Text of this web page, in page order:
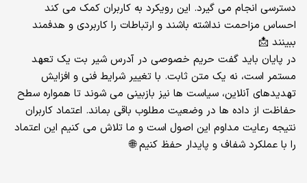
دسترسی انجام می گیرد. این رویکرد به کاربران کمک می کند
احساس مزاحمت نداشته باشند و ارتباطات را کاربردی و هدفمند
ببینند 📩
در پایان باید گفت حریم خصوصی در آدرس شیر بت یک تعهد
مستمر است، نه یک متن ثابت. با تغییر شرایط فنی و افزایش
تهدیدهای آنلاین، سیاست ها نیز بازبینی می شوند تا همواره سطح
حفاظت از داده ها در وضعیت مطلوب باقی بماند. اعتماد کاربران
نتیجه رعایت مداوم این اصول است و ما تلاش می کنیم این اعتماد
را با عملکرد شفاف و پایدار حفظ کنیم 🌐